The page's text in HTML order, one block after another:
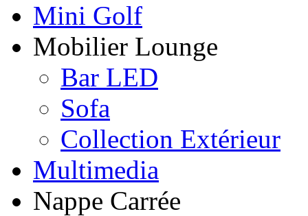
Mini Golf
Mobilier Lounge
Bar LED
Sofa
Collection Extérieur
Multimedia
Nappe Carrée